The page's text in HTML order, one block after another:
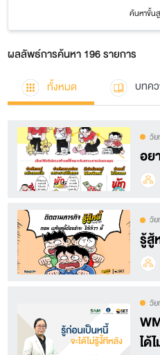
ค้นหาขั้น
ผลลัพธ์การค้นหา 196 รายการ
ทั้งหมด บทค
วัย
อย
วัย
รู้สู้
วัย
ได้